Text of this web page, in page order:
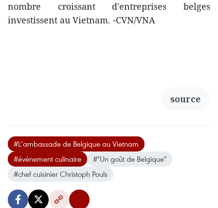
nombre croissant d'entreprises belges
investissent au Vietnam. -CVN/VNA
source
#L’ambassade de Belgique au Vietnam
#événement culinaire
#"Un goût de Belgique"
#chef cuisinier Christoph Pouls